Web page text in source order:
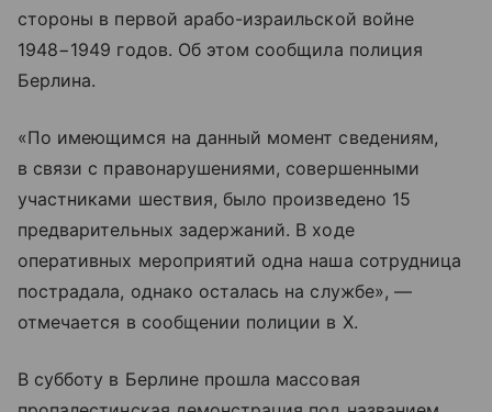
стороны в первой арабо-израильской войне
1948−1949 годов. Об этом сообщила полиция
Берлина.
«По имеющимся на данный момент сведениям,
в связи с правонарушениями, совершенными
участниками шествия, было произведено 15
предварительных задержаний. В ходе
оперативных мероприятий одна наша сотрудница
пострадала, однако осталась на службе», —
отмечается в сообщении полиции в X.
В субботу в Берлине прошла массовая